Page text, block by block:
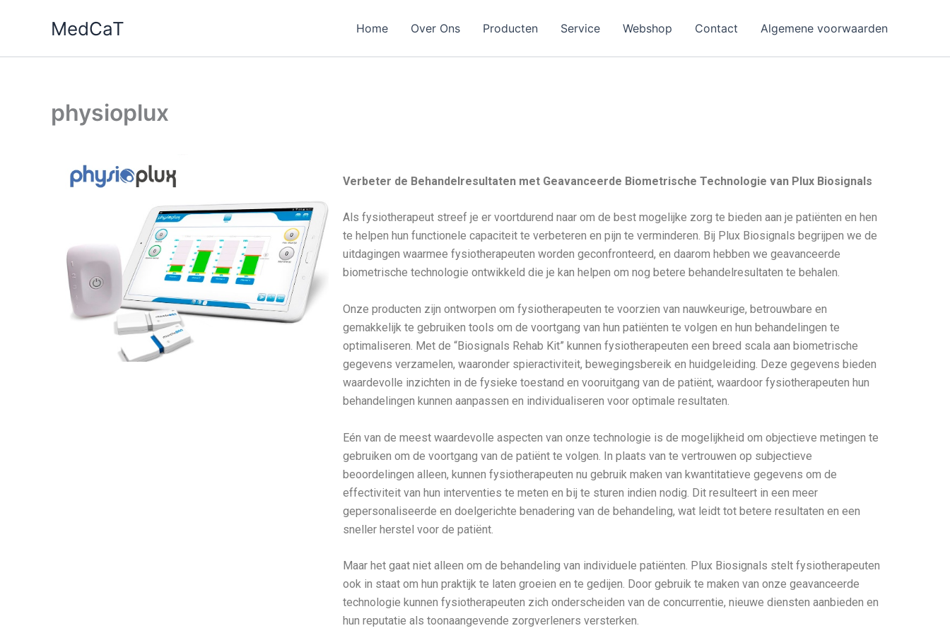
MedCaT Home Over Ons Producten Service Webshop Contact Algemene voorwaarden
physioplux
Verbeter de Behandelresultaten met Geavanceerde Biometrische Technologie van Plux Biosignals
Als fysiotherapeut streef je er voortdurend naar om de best mogelijke zorg te bieden aan je patiënten en hen
te helpen hun functionele capaciteit te verbeteren en pijn te verminderen. Bij Plux Biosignals begrijpen we de
uitdagingen waarmee fysiotherapeuten worden geconfronteerd, en daarom hebben we geavanceerde
biometrische technologie ontwikkeld die je kan helpen om nog betere behandelresultaten te behalen.
Onze producten zijn ontworpen om fysiotherapeuten te voorzien van nauwkeurige, betrouwbare en
gemakkelijk te gebruiken tools om de voortgang van hun patiënten te volgen en hun behandelingen te
optimaliseren. Met de “Biosignals Rehab Kit” kunnen fysiotherapeuten een breed scala aan biometrische
gegevens verzamelen, waaronder spieractiviteit, bewegingsbereik en huidgeleiding. Deze gegevens bieden
waardevolle inzichten in de fysieke toestand en vooruitgang van de patiënt, waardoor fysiotherapeuten hun
behandelingen kunnen aanpassen en individualiseren voor optimale resultaten.
Eén van de meest waardevolle aspecten van onze technologie is de mogelijkheid om objectieve metingen te
gebruiken om de voortgang van de patiënt te volgen. In plaats van te vertrouwen op subjectieve
beoordelingen alleen, kunnen fysiotherapeuten nu gebruik maken van kwantitatieve gegevens om de
effectiviteit van hun interventies te meten en bij te sturen indien nodig. Dit resulteert in een meer
gepersonaliseerde en doelgerichte benadering van de behandeling, wat leidt tot betere resultaten en een
sneller herstel voor de patiënt.
Maar het gaat niet alleen om de behandeling van individuele patiënten. Plux Biosignals stelt fysiotherapeuten
ook in staat om hun praktijk te laten groeien en te gedijen. Door gebruik te maken van onze geavanceerde
technologie kunnen fysiotherapeuten zich onderscheiden van de concurrentie, nieuwe diensten aanbieden en
hun reputatie als toonaangevende zorgverleners versterken.